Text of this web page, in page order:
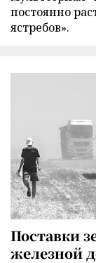
постоянно
ястребов».
Поставки
железной